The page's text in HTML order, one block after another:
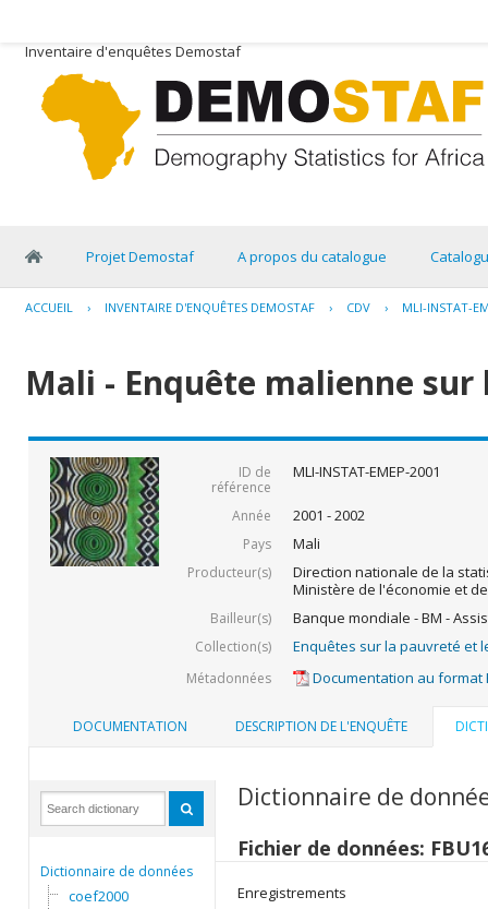
Inventaire d'enquêtes Demostaf
Projet Demostaf A propos du catalogue
ACCUEIL › INVENTAIRE D'ENQUÊTES DEMOSTAF › CDV › MLI-INSTAT-
Mali - Enquête malienne
ID de
référence
MLI-INSTAT-EMEP-2001
Année 2001 - 2002
Pays Mali
Producteur(s)
Direction nationale de la
Ministère de l'économie et
Bailleur(s) Banque mondiale - BM -
Collection(s) Enquêtes sur la pauvreté et
Métadonnées Documentation au format
DOCUMENTATION DESCRIPTION DE L'ENQUÊTE
Dictionnaire de données
coef2000
Dictionnaire de
Fichier de données:
Enregistrements